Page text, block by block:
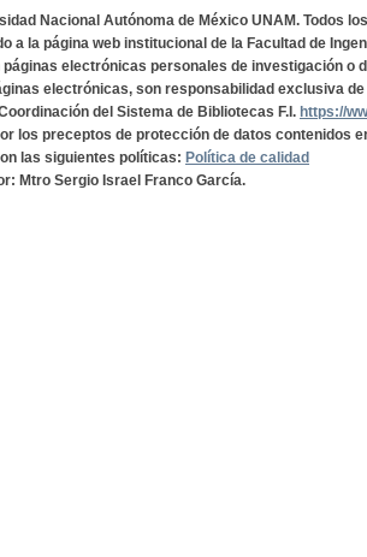
Nacional Autónoma de México UNAM. Todos
a la página web institucional de la Facultad de
electrónicas personales de investigación o
electrónicas, son responsabilidad exclusiva
del Sistema de Bibliotecas F.I. https://
los preceptos de protección de datos contenidos
las siguientes políticas: Política de calidad
Mtro Sergio Israel Franco García.